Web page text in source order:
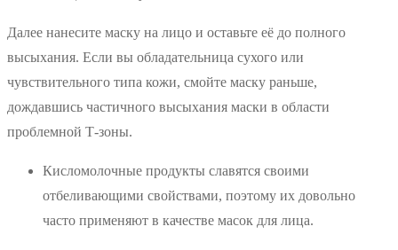
Далее нанесите маску на лицо и оставьте её до полного
высыхания. Если вы обладательница сухого или
чувствительного типа кожи, смойте маску раньше,
дождавшись частичного высыхания маски в области
проблемной Т-зоны.
Кисломолочные продукты славятся своими
отбеливающими свойствами, поэтому их довольно
часто применяют в качестве масок для лица.